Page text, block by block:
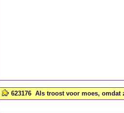
623176 Als troost voor moes, omdat